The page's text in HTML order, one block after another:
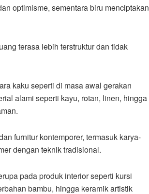
optimisme, sementara biru menciptakan
terasa lebih terstruktur dan tidak
kaku seperti di masa awal gerakan
alami seperti kayu, rotan, linen, hingga
furnitur kontemporer, termasuk karya-
dengan teknik tradisional.
pada produk interior seperti kursi
bambu, hingga keramik artistik